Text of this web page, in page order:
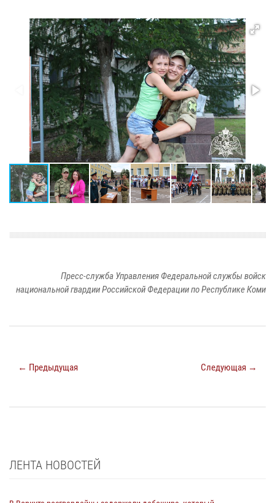
Пресс-служба Управления Федеральной службы войск
национальной гвардии Российской Федерации по Республике Коми
← Предыдущая Следующая →
ЛЕНТА НОВОСТЕЙ